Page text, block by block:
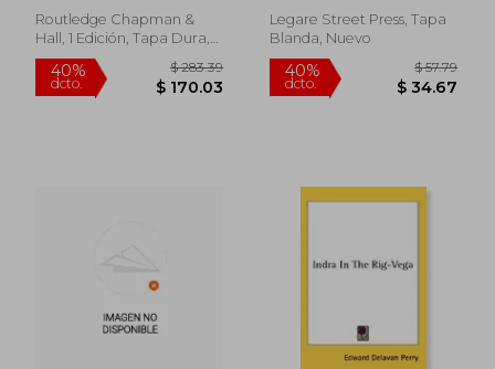
and Religion in South
Asia) (en Inglés)
Prabha
Routledge Chapman &
Hall, 1 Edición, Tapa Dura,
Nuevo
Legare Street Press, Tapa
Blanda, Nuevo